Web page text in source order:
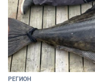
РЕГИОН